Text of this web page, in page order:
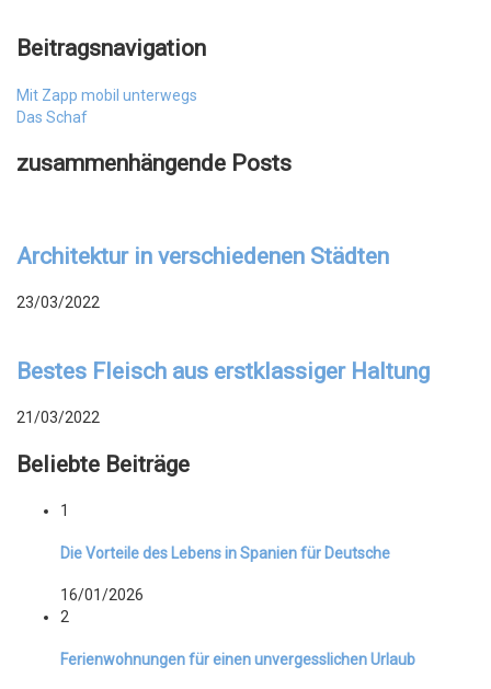
Beitragsnavigation
Mit Zapp mobil unterwegs
Das Schaf
zusammenhängende Posts
Architektur in verschiedenen Städten
23/03/2022
Bestes Fleisch aus erstklassiger Haltung
21/03/2022
Beliebte Beiträge
1
Die Vorteile des Lebens in Spanien für Deutsche
16/01/2026
2
Ferienwohnungen für einen unvergesslichen Urlaub